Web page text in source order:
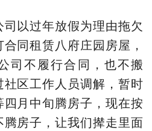
以过年放假为理由拖欠
同租赁八府庄园房屋，
司不履行合同，也不搬
区工作人员调解，暂时
月中旬腾房子，现在按
房子，让我们撵走里面